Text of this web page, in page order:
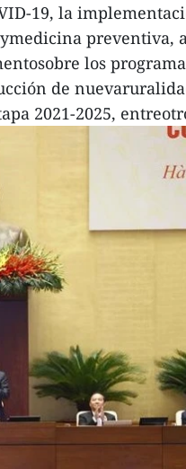
19, la
preventiva,
los
de
2021-2025,